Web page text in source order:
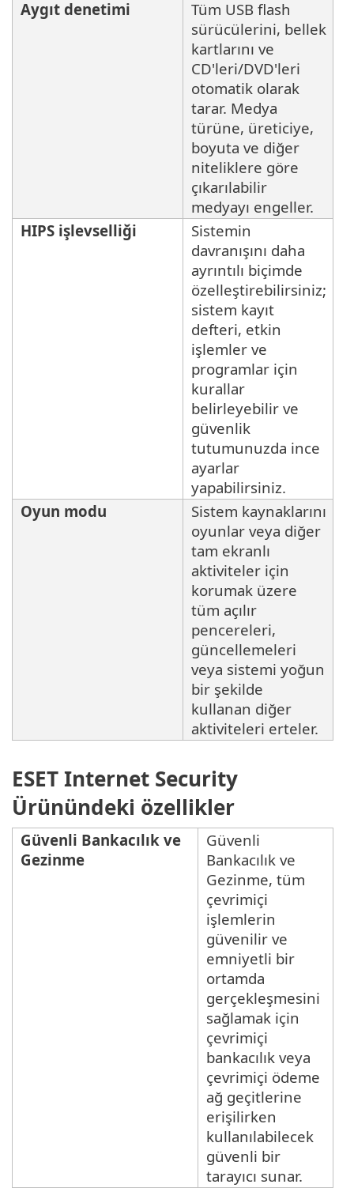
Aygıt denetimi
Tüm USB flash
sürücülerini, bellek
kartlarını ve
CD'leri/DVD'leri
otomatik olarak
tarar. Medya
türüne, üreticiye,
boyuta ve diğer
niteliklere göre
çıkarılabilir
medyayı engeller.
HIPS işlevselliği
Sistemin
davranışını daha
ayrıntılı biçimde
özelleştirebilirsiniz;
sistem kayıt
defteri, etkin
işlemler ve
programlar için
kurallar
belirleyebilir ve
güvenlik
tutumunuzda ince
ayarlar
yapabilirsiniz.
Oyun modu
Sistem kaynaklarını
oyunlar veya diğer
tam ekranlı
aktiviteler için
korumak üzere
tüm açılır
pencereleri,
güncellemeleri
veya sistemi yoğun
bir şekilde
kullanan diğer
aktiviteleri erteler.
ESET Internet Security
Ürünündeki özellikler
Güvenli Bankacılık ve
Gezinme
Güvenli
Bankacılık ve
Gezinme, tüm
çevrimiçi
işlemlerin
güvenilir ve
emniyetli bir
ortamda
gerçekleşmesini
sağlamak için
çevrimiçi
bankacılık veya
çevrimiçi ödeme
ağ geçitlerine
erişilirken
kullanılabilecek
güvenli bir
tarayıcı sunar.